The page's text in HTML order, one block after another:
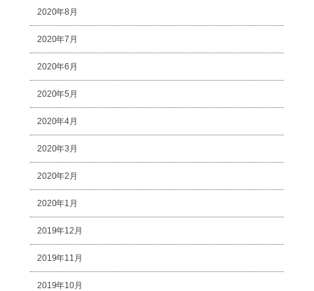
2020年8月
2020年7月
2020年6月
2020年5月
2020年4月
2020年3月
2020年2月
2020年1月
2019年12月
2019年11月
2019年10月